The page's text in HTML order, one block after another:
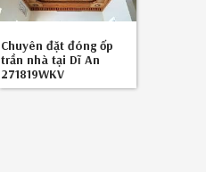
Chuyên đặt đóng ốp
trần nhà tại Dĩ An
271819WKV